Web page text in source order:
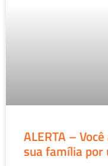
ALERTA –
sua família por